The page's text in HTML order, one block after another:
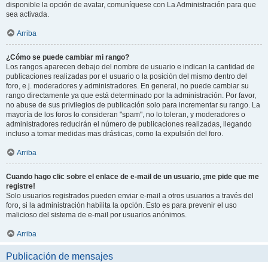
disponible la opción de avatar, comuníquese con La Administración para que
sea activada.
Arriba
¿Cómo se puede cambiar mi rango?
Los rangos aparecen debajo del nombre de usuario e indican la cantidad de
publicaciones realizadas por el usuario o la posición del mismo dentro del
foro, e.j. moderadores y administradores. En general, no puede cambiar su
rango directamente ya que está determinado por la administración. Por favor,
no abuse de sus privilegios de publicación solo para incrementar su rango. La
mayoría de los foros lo consideran "spam", no lo toleran, y moderadores o
administradores reducirán el número de publicaciones realizadas, llegando
incluso a tomar medidas mas drásticas, como la expulsión del foro.
Arriba
Cuando hago clic sobre el enlace de e-mail de un usuario, ¡me pide que me
registre!
Solo usuarios registrados pueden enviar e-mail a otros usuarios a través del
foro, si la administración habilita la opción. Esto es para prevenir el uso
malicioso del sistema de e-mail por usuarios anónimos.
Arriba
Publicación de mensajes